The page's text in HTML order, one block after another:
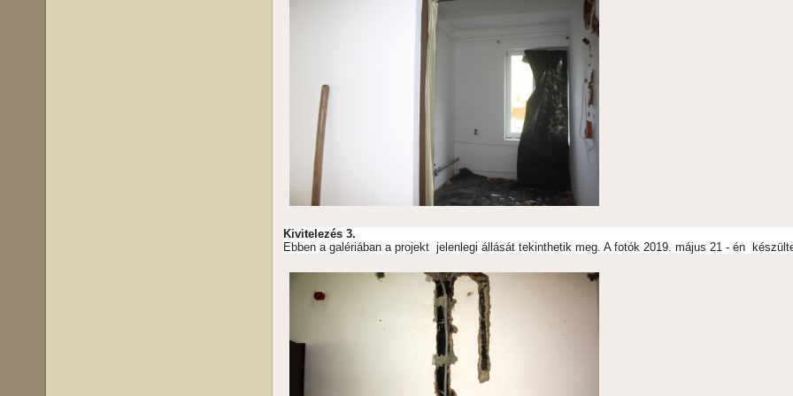
Kivitelezés 3.
Ebben a galériában a projekt jelenlegi állását tekinthetik meg. A fotók 2019. május 21 - én